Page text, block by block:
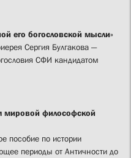
его богословской мысли»
Сергия Булгакова —
СФИ кандидатом
мировой философской
пособие по истории
периоды от Античности до